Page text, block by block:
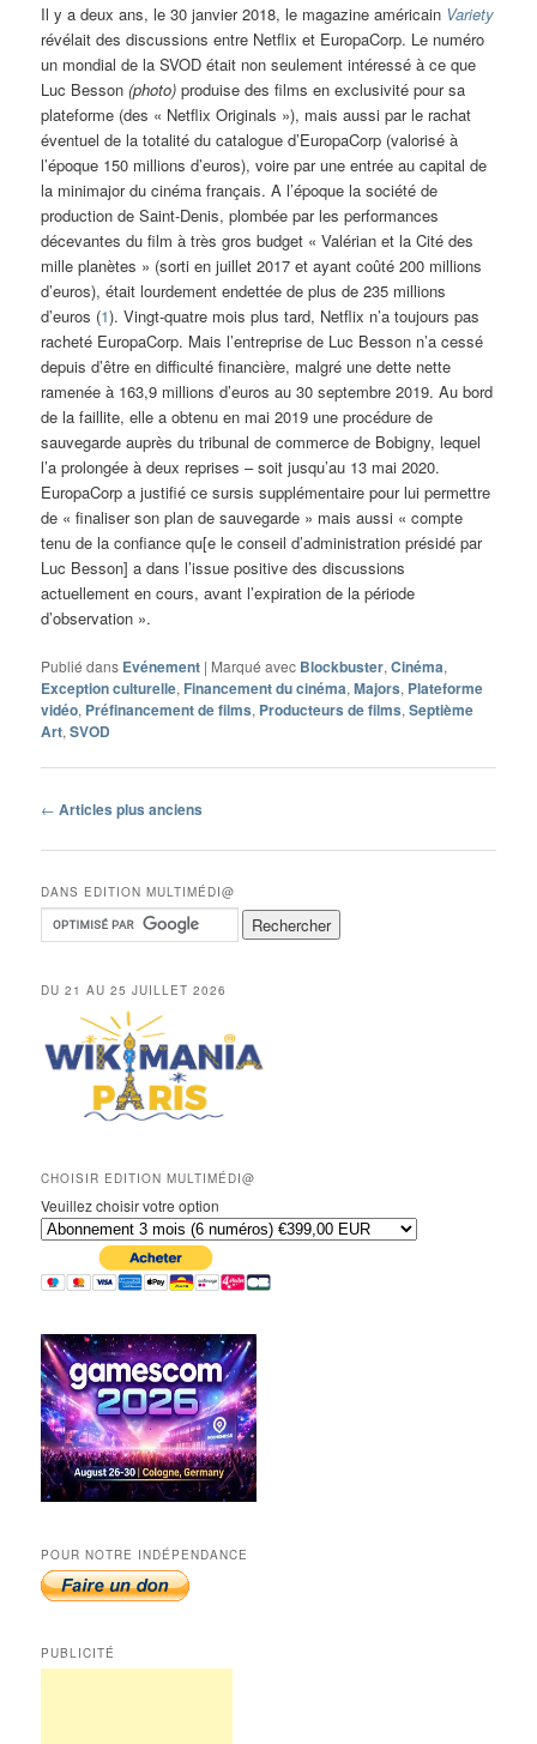
Il y a deux ans, le 30 janvier 2018, le magazine américain Variety
révélait des discussions entre Netflix et EuropaCorp. Le numéro
un mondial de la SVOD était non seulement intéressé à ce que
Luc Besson(photo) produise des films en exclusivité pour sa
plateforme (des « Netflix Originals »), mais aussi par le rachat
éventuel de la totalité du catalogue d’EuropaCorp (valorisé à
l’époque 150 millions d’euros), voire par une entrée au capital de
la minimajor du cinéma français. A l’époque la société de
production de Saint-Denis, plombée par les performances
décevantes du film à très gros budget « Valérian et la Cité des
mille planètes » (sorti en juillet 2017 et ayant coûté 200 millions
d’euros), était lourdement endettée de plus de 235 millions
d’euros (1). Vingt-quatre mois plus tard, Netflix n’a toujours pas
racheté EuropaCorp. Mais l’entreprise de Luc Besson n’a cessé
depuis d’être en difficulté financière, malgré une dette nette
ramenée à 163,9 millions d’euros au 30 septembre 2019. Au bord
de la faillite, elle a obtenu en mai 2019 une procédure de
sauvegarde auprès du tribunal de commerce de Bobigny, lequel
l’a prolongée à deux reprises – soit jusqu’au 13 mai 2020.
EuropaCorp a justifié ce sursis supplémentaire pour lui permettre
de « finaliser son plan de sauvegarde » mais aussi « compte
tenu de la confiance qu[e le conseil d’administration présidé par
Luc Besson] a dans l’issue positive des discussions
actuellement en cours, avant l’expiration de la période
d’observation ».
Publié dans Evénement | Marqué avec Blockbuster,Cinéma,
Exception culturelle, Financement du cinéma,Majors, Plateforme
vidéo, Préfinancement de films, Producteurs de films,Septième
Art,SVOD
Navigation
articles
← Articles plus anciens
DANS EDITION MULTIMÉDI@
DU 21 AU 25 JUILLET 2026
CHOISIR EDITION MULTIMÉDI@
Veuillez choisir votre option
POUR NOTRE INDÉPENDANCE
PUBLICITÉ